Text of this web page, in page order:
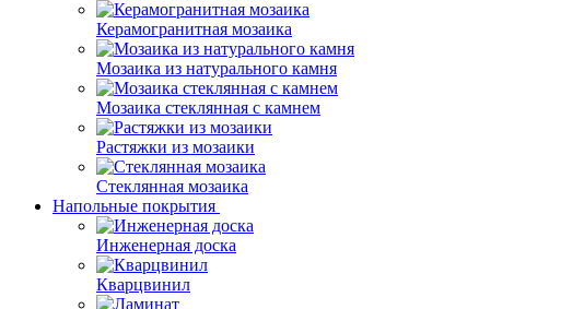
Керамогранитная мозаика
Мозаика из натурального камня
Мозаика стеклянная с камнем
Растяжки из мозаики
Стеклянная мозаика
Напольные покрытия
Инженерная доска
Кварцвинил